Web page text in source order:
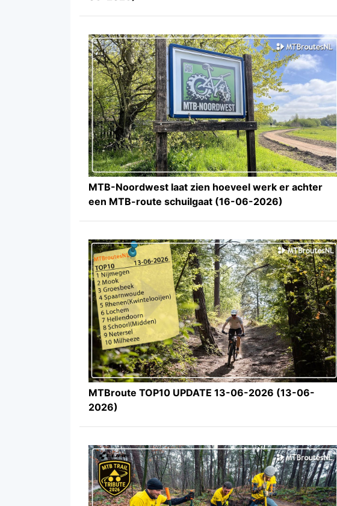
MTB-Noordwest laat zien hoeveel werk er achter
een MTB-route schuilgaat (16-06-2026)
MTBroute TOP10 UPDATE 13-06-2026 (13-06-
2026)